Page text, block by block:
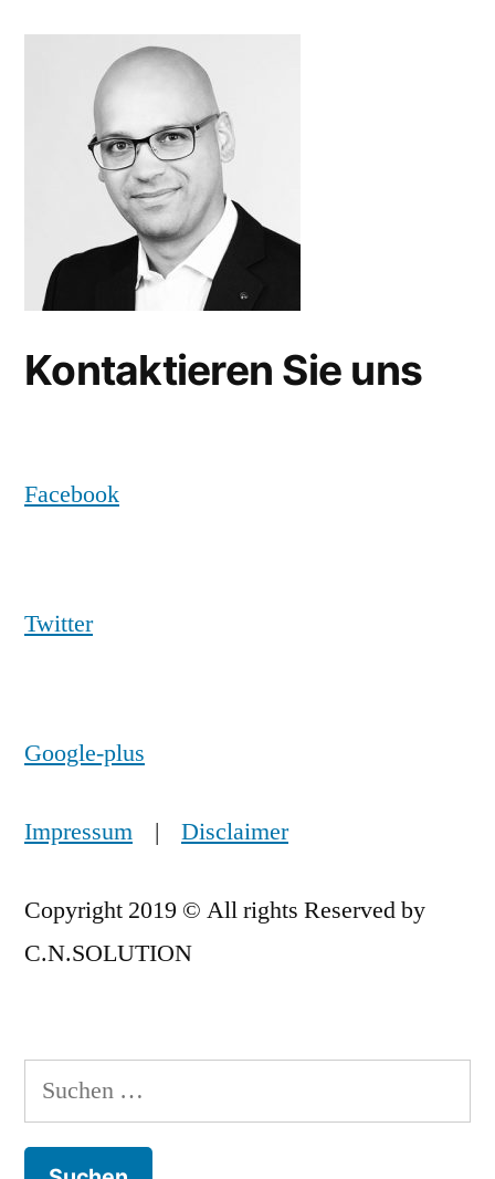
Kontaktieren Sie uns
Facebook
Twitter
Google-plus
Impressum | Disclaimer
Copyright 2019 © All rights Reserved by
C.N.SOLUTION
Suchen
nach: